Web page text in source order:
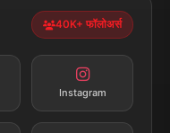
40K+ फॉलोअर्स
Instagram